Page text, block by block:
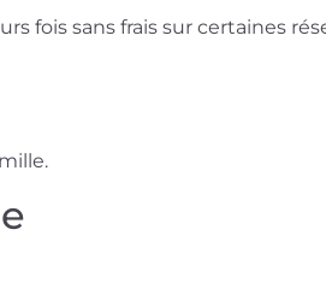
fois sans frais sur certaines